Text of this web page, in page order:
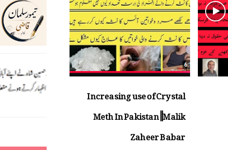
Increasing use of Crystal
Meth In Pakistan ||Malik
Zaheer Babar